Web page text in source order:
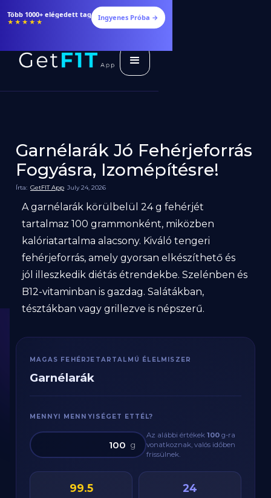
Több 1000+ elégedett tag
★★★★★ Ingyenes Próba →
Garnélarák Jó Fehérjeforrás
Fogyásra, Izomépítésre!
Írta: GetFIT App July 24, 2026
A garnélarák körülbelül 24 g fehérjét
tartalmaz 100 grammonként, miközben
kalóriatartalma alacsony. Kiváló tengeri
fehérjeforrás, amely gyorsan elkészíthető és
jól illeszkedik diétás étrendekbe. Szelénben és
B12-vitaminban is gazdag. Salátákban,
tésztákban vagy grillezve is népszerű.
MAGAS FEHÉRJETARTALMÚ ÉLELMISZER
Garnélarák
MENNYI MENNYISÉGET ETTÉL?
g
Az alábbi értékek 100 g-ra
vonatkoznak, valós időben
frissülnek.
99.5 24